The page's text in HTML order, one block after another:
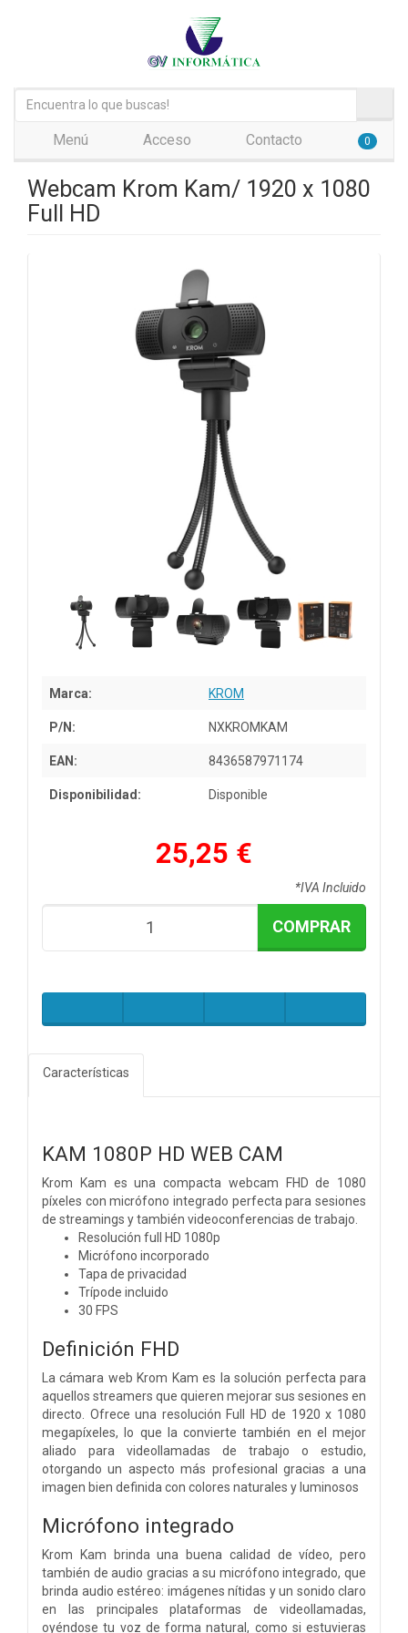
Menú Acceso Contacto 0
Webcam Krom Kam/ 1920 x 1080
Full HD
Marca: KROM
P/N: NXKROMKAM
EAN: 8436587971174
Disponibilidad: Disponible
25,25 €
*IVA Incluido
COMPRAR
Características
KAM 1080P HD WEB CAM
Krom Kam es una compacta webcam FHD de 1080
píxeles con micrófono integrado perfecta para sesiones
de streamings y también videoconferencias de trabajo.
Resolución full HD 1080p
Micrófono incorporado
Tapa de privacidad
Trípode incluido
30 FPS
Definición FHD
La cámara web Krom Kam es la solución perfecta para
aquellos streamers que quieren mejorar sus sesiones en
directo. Ofrece una resolución Full HD de 1920 x 1080
megapíxeles, lo que la convierte también en el mejor
aliado para videollamadas de trabajo o estudio,
otorgando un aspecto más profesional gracias a una
imagen bien definida con colores naturales y luminosos
Micrófono integrado
Krom Kam brinda una buena calidad de vídeo, pero
también de audio gracias a su micrófono integrado, que
brinda audio estéreo: imágenes nítidas y un sonido claro
en las principales plataformas de videollamadas,
oyéndose tu voz de forma natural, como si estuvieras